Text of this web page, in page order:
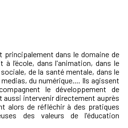
principalement dans le domaine de
l’école, dans l'animation, dans le
de la santé mentale, dans le
du numérique.... Ils agissent
le développement de
aussi intervenir directement auprès
alors de réfléchir à des pratiques
des valeurs de l'éducation